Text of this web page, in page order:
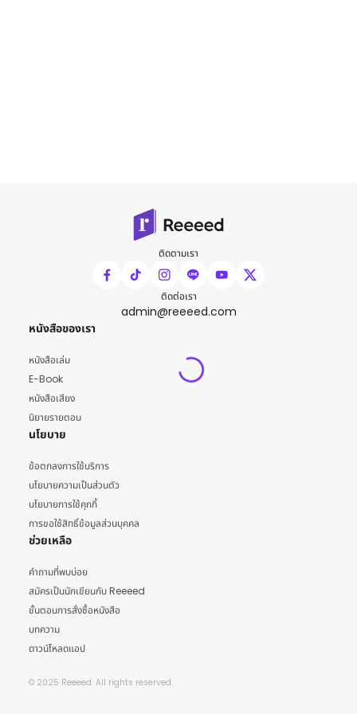
ติดตามเรา
ติดต่อเรา
admin@reeeed.com
หนังสือของเรา
หนังสือเล่ม
E-Book
หนังสือเสียง
นิยายรายตอน
นโยบาย
ข้อตกลงการใช้บริการ
นโยบายความเป็นส่วนตัว
นโยบายการใช้คุกกี้
การขอใช้สิทธิ์ข้อมูลส่วนบุคคล
ช่วยเหลือ
คำถามที่พบบ่อย
สมัครเป็นนักเขียนกับ Reeeed
ขั้นตอนการสั่งซื้อหนังสือ
บทความ
ดาวน์โหลดแอป
© 2025 Reeeed. All rights reserved.